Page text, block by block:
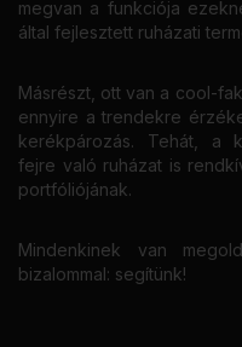
megvan a funkciója
által fejlesztett ruházati
Másrészt, ott van a cool-
ennyire a trendekre
kerékpározás. Tehát, a
fejre való ruházat is
portfóliójának.
Mindenkinek van
bizalommal: segítünk!